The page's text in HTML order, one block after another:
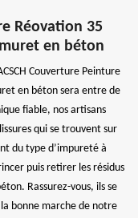
Réovation 35
en béton
Couverture Peinture
en béton sera entre de
fiable, nos artisans
qui se trouvent sur
du type d’impureté à
puis retirer les résidus
Rassurez-vous, ils se
bonne marche de notre